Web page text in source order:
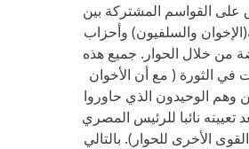
على القواسم المشتركة بين
والسلفيون) وأحزاب
من خلال الحوار. جميع هذه
في الثورة ( مع أن الأخوان
وهم الوحيدون الذي حاوروا
تعيينه نائبا للرئيس المصري
الأخرى للحوار). بالتالي